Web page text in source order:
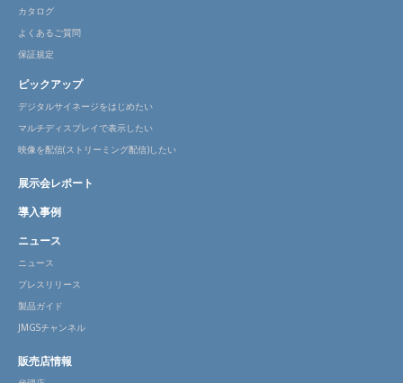
カタログ
よくあるご質問
保証規定
ピックアップ
デジタルサイネージをはじめたい
マルチディスプレイで表示したい
映像を配信(ストリーミング配信)したい
展示会レポート
導入事例
ニュース
ニュース
プレスリリース
製品ガイド
JMGSチャンネル
販売店情報